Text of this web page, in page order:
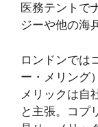
医務テントで
ジーや他の海
ロンドンでは
ー・メリング
メリックは自
と主張。コプ